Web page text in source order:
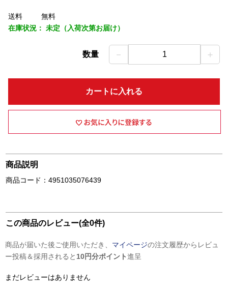
送料
無料
在庫状況： 未定（入荷次第お届け）
数量 － 1 ＋
カートに入れる
商品説明
商品コード：4951035076439
この商品のレビュー(全0件)
商品が届いた後ご使用いただき、 マイページの注文履歴からレビュ
ー投稿＆採用されると 10円分ポイント進呈
まだレビューはありません